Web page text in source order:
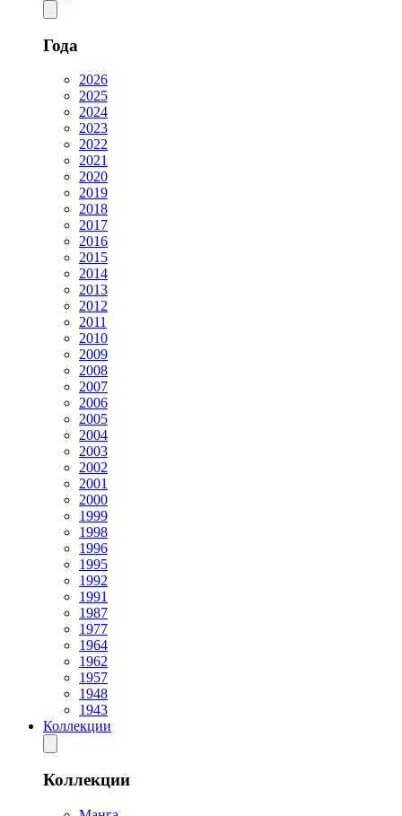
Года
2026
2025
2024
2023
2022
2021
2020
2019
2018
2017
2016
2015
2014
2013
2012
2011
2010
2009
2008
2007
2006
2005
2004
2003
2002
2001
2000
1999
1998
1996
1995
1992
1991
1987
1977
1964
1962
1957
1948
1943
Коллекции
Коллекции